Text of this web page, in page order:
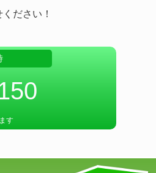
ださい！
す